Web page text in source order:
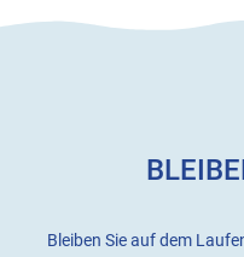
Bleiben Sie auf dem